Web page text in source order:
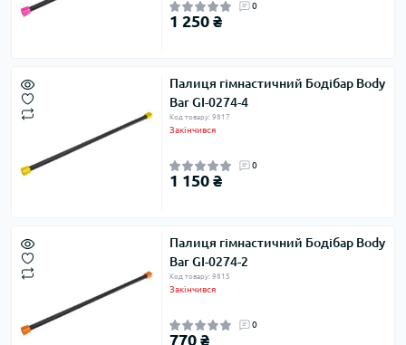
0
1 250 ₴
Палиця гімнастичний Бодібар Body
Bar GI-0274-4
Код товару: 9817
Закінчився
0
1 150 ₴
Палиця гімнастичний Бодібар Body
Bar GI-0274-2
Код товару: 9815
Закінчився
0
770 ₴